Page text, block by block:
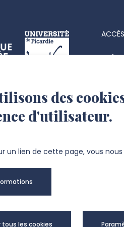
de
Jules Verne
72 72
des
d'utilisateur.
un lien de cette page, vous
les cookies